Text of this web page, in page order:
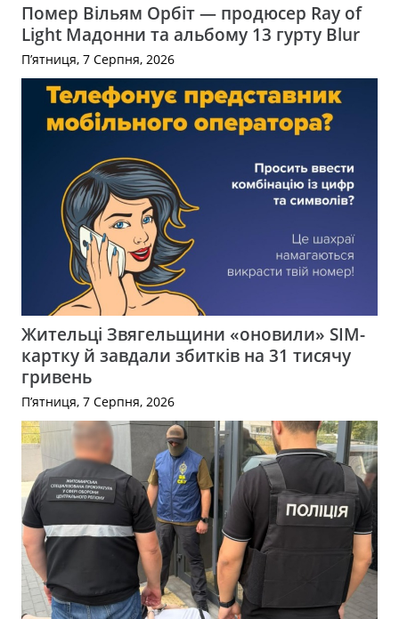
Помер Вільям Орбіт — продюсер Ray of
Light Мадонни та альбому 13 гурту Blur
П’ятниця, 7 Серпня, 2026
Жительці Звягельщини «оновили» SIM-
картку й завдали збитків на 31 тисячу
гривень
П’ятниця, 7 Серпня, 2026